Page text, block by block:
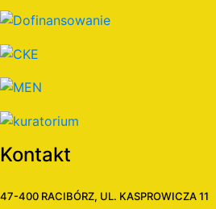
Kontakt
47-400 RACIBÓRZ, UL. KASPROWICZA 11